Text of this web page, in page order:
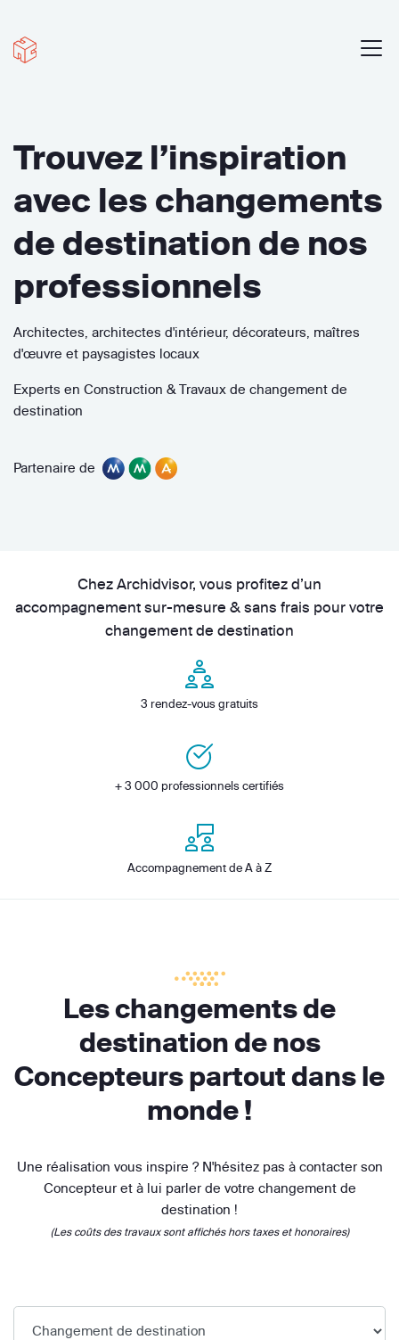
Trouvez l’inspiration
avec les changements
de destination de nos
professionnels
Architectes, architectes d'intérieur, décorateurs, maîtres
d'œuvre et paysagistes locaux
Experts en Construction & Travaux de changement de
destination
Partenaire de
Chez Archidvisor, vous profitez d’un
accompagnement sur-mesure & sans frais pour votre
changement de destination
3 rendez-vous gratuits
+ 3 000 professionnels certifiés
Accompagnement de A à Z
Les changements de
destination de nos
Concepteurs partout dans le
monde !
Une réalisation vous inspire ? N'hésitez pas à contacter son
Concepteur et à lui parler de votre changement de
destination !
(Les coûts des travaux sont affichés hors taxes et honoraires)